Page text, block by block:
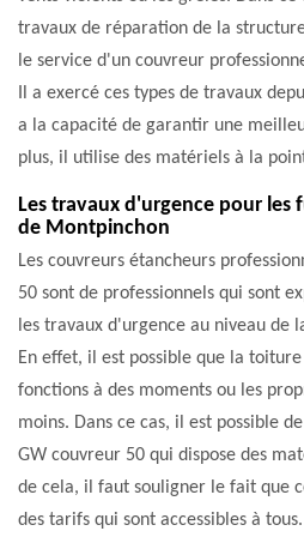
travaux de réparation de la
le service d'un couvreur
Il a exercé ces types de travaux
a la capacité de garantir une
plus, il utilise des matériels à la
Les travaux d'urgence pour les
de Montpinchon
Les couvreurs étancheurs
50 sont de professionnels qui sont
les travaux d'urgence au niveau de
En effet, il est possible que la toiture
fonctions à des moments ou les
moins. Dans ce cas, il est possible
GW couvreur 50 qui dispose des
de cela, il faut souligner le fait que
des tarifs qui sont accessibles à tous.